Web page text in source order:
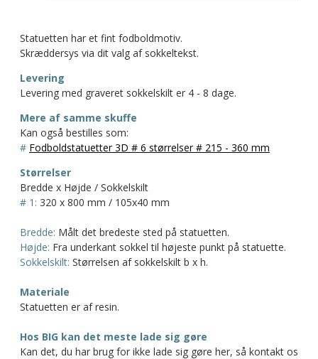
Statuetten har et fint fodboldmotiv.
Skræddersys via dit valg af sokkeltekst.
Levering
Levering med graveret sokkelskilt er 4 - 8 dage.
Mere af samme skuffe
Kan også bestilles som:
# Fodboldstatuetter 3D # 6 størrelser # 215 - 360 mm
Størrelser
Bredde x Højde / Sokkelskilt
# 1: 320 x 800 mm / 105x40 mm
Bredde: Målt det bredeste sted på statuetten.
Højde: Fra underkant sokkel til højeste punkt på statuette.
Sokkelskilt: Størrelsen af sokkelskilt b x h.
Materiale
Statuetten er af resin.
Hos BIG kan det meste lade sig gøre
Kan det, du har brug for ikke lade sig gøre her, så kontakt os